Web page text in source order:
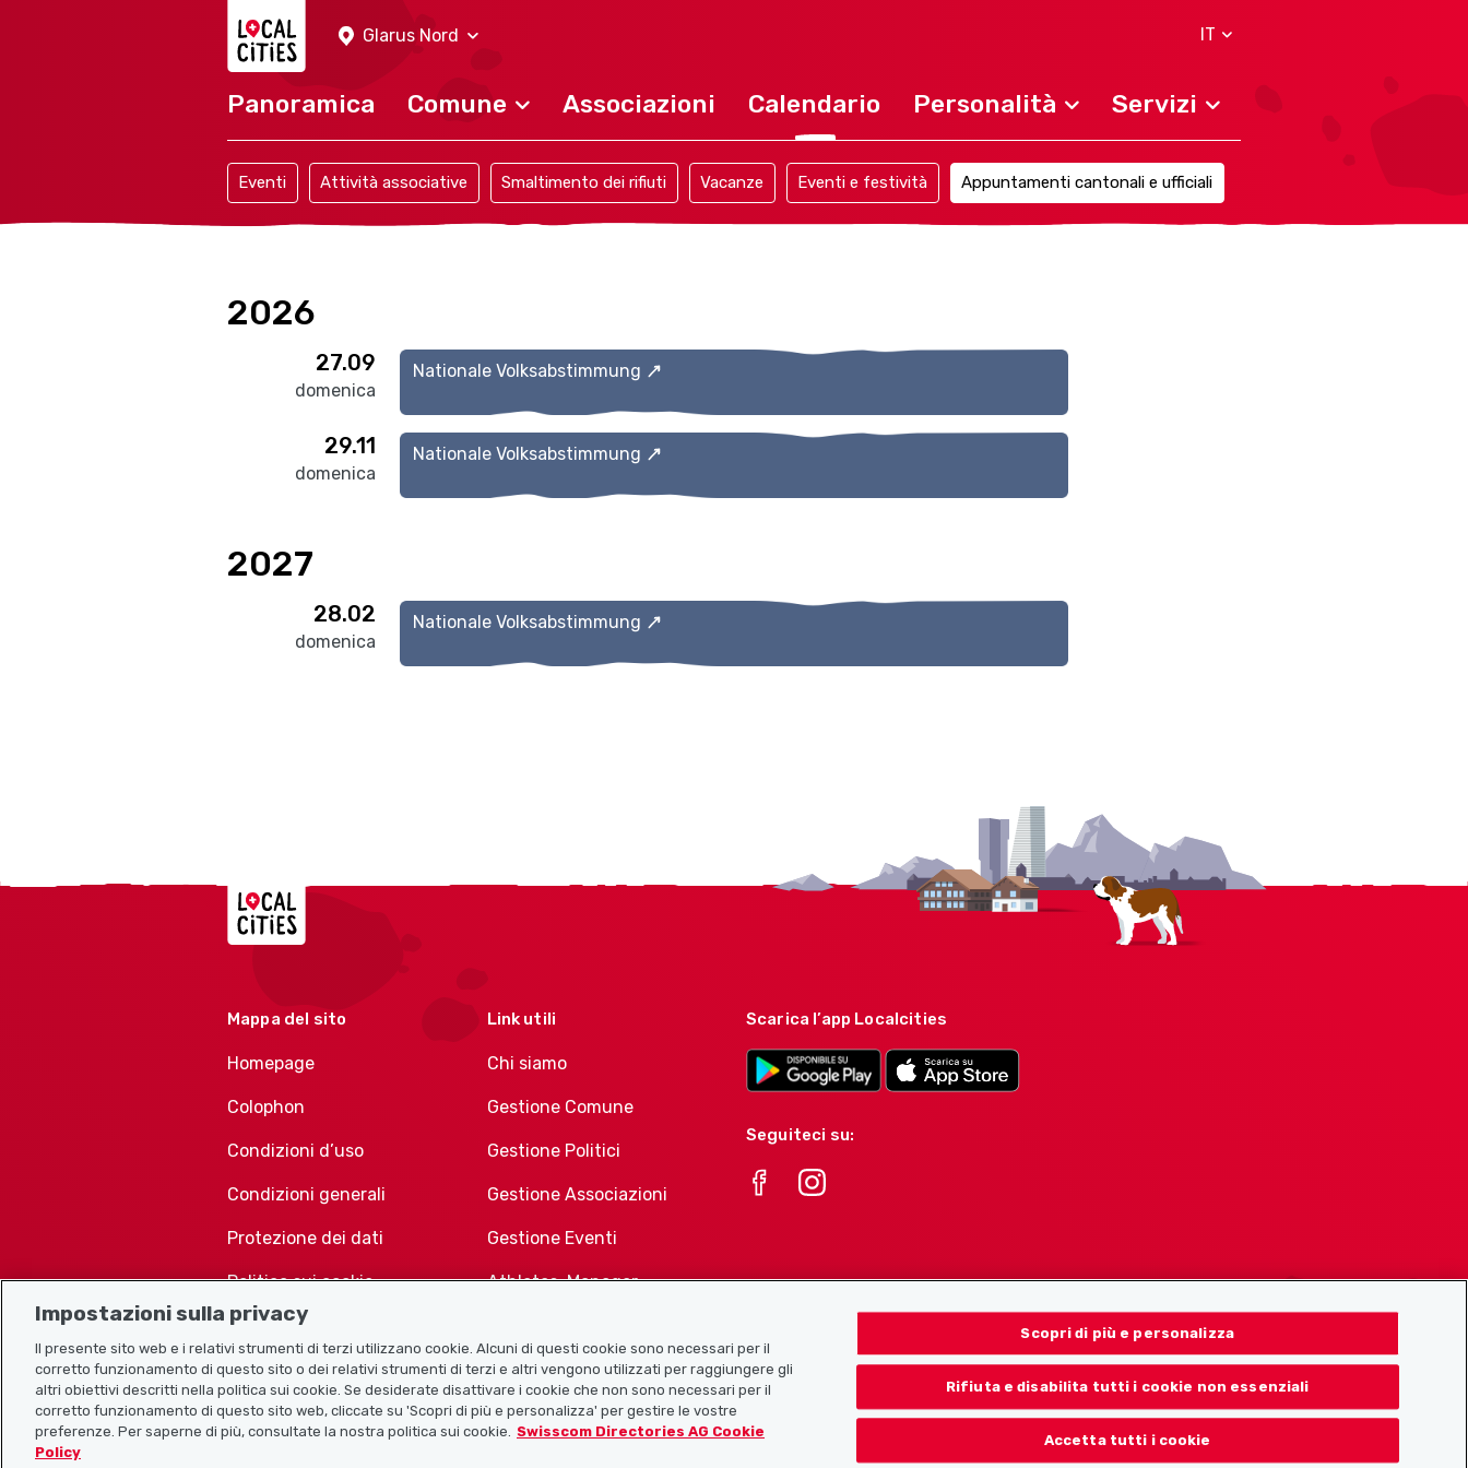
Glarus Nord
IT
Panoramica Comune Associazioni Calendario Personalità Servizi
Eventi Attività associative Smaltimento dei rifiuti Vacanze Eventi e festività Appuntamenti cantonali e ufficiali
2026
27.09
domenica
Nationale Volksabstimmung
29.11
domenica
Nationale Volksabstimmung
2027
28.02
domenica
Nationale Volksabstimmung
Localcities
Mappa del sito
Homepage
Colophon
Condizioni d’uso
Condizioni generali
Protezione dei dati
Politica sui cookie
Link utili
Chi siamo
Gestione Comune
Gestione Politici
Gestione Associazioni
Gestione Eventi
Athletes-Manager
Associazioni
Scarica l’app Localcities
Seguiteci su:
Impostazioni sulla privacy
Il presente sito web e i relativi strumenti di terzi utilizzano cookie. Alcuni di questi cookie sono necessari per il
corretto funzionamento di questo sito o dei relativi strumenti di terzi e altri vengono utilizzati per raggiungere gli
altri obiettivi descritti nella politica sui cookie. Se desiderate disattivare i cookie che non sono necessari per il
corretto funzionamento di questo sito web, cliccate su 'Scopri di più e personalizza' per gestire le vostre
preferenze. Per saperne di più, consultate la nostra politica sui cookie. Swisscom Directories AG Cookie
Policy
Scopri di più e personalizza
Rifiuta e disabilita tutti i cookie non essenziali
Accetta tutti i cookie